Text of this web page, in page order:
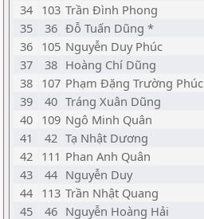
34 103 Trần Đình Phong
35
36 Đỗ Tuấn Dũng *
36 105 Nguyễn Duy Phúc
37
38 Hoàng Chí Dũng
38 107 Phạm Đặng Trường Phúc
39
40 Tráng Xuân Dũng
40 109 Ngô Minh Quân
41
42 Tạ Nhật Dương
42 111 Phan Anh Quân
43
44 Nguyễn Duy
44 113 Trần Nhật Quang
45
46 Nguyễn Hoàng Hải